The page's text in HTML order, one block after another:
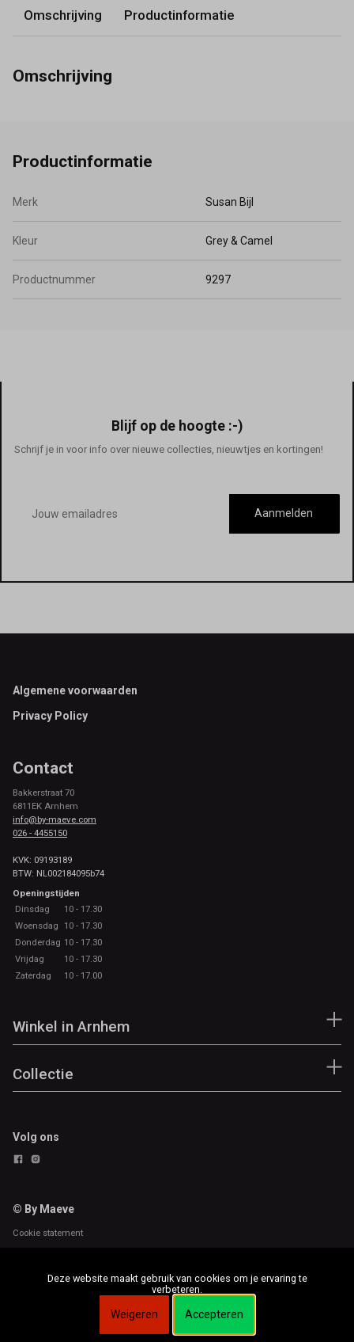
Omschrijving Productinformatie
Omschrijving
Productinformatie
Merk Susan Bijl
Kleur Grey & Camel
Productnummer 9297
Blijf op de hoogte :-)
Schrijf je in voor info over nieuwe collecties, nieuwtjes en kortingen!
mailadres
Aanmelden
Footer
Algemene voorwaarden
Privacy Policy
Contact
Bakkerstraat 70
6811EK Arnhem
info@by-maeve.com
026 - 4455150
KVK: 09193189
BTW: NL002184095b74
Openingstijden
Dinsdag
10 - 17.30
Woensdag
10 - 17.30
Donderdag 10 - 17.30
Vrijdag
10 - 17.30
Zaterdag
10 - 17.00
Winkel in Arnhem
Collectie
Volg ons
© By Maeve
Cookie statement
Deze website maakt gebruik van cookies om je ervaring te
verbeteren.
Weigeren Accepteren